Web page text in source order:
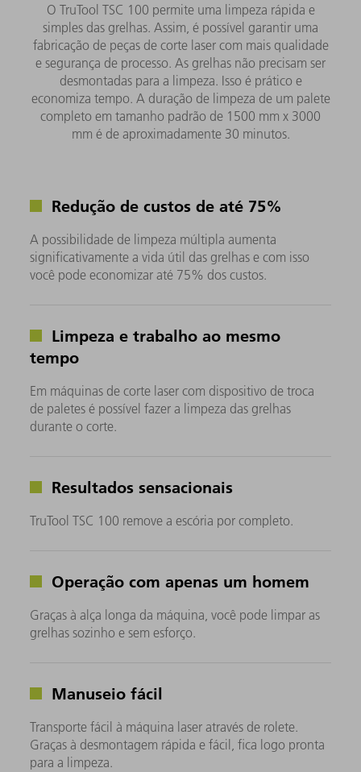
O TruTool TSC 100 permite uma limpeza rápida e
simples das grelhas. Assim, é possível garantir uma
fabricação de peças de corte laser com mais qualidade
e segurança de processo. As grelhas não precisam ser
desmontadas para a limpeza. Isso é prático e
economiza tempo. A duração de limpeza de um palete
completo em tamanho padrão de 1500 mm x 3000
mm é de aproximadamente 30 minutos.
Redução de custos de até 75%
A possibilidade de limpeza múltipla aumenta
significativamente a vida útil das grelhas e com isso
você pode economizar até 75% dos custos.
Limpeza e trabalho ao mesmo
tempo
Em máquinas de corte laser com dispositivo de troca
de paletes é possível fazer a limpeza das grelhas
durante o corte.
Resultados sensacionais
TruTool TSC 100 remove a escória por completo.
Operação com apenas um homem
Graças à alça longa da máquina, você pode limpar as
grelhas sozinho e sem esforço.
Manuseio fácil
Transporte fácil à máquina laser através de rolete.
Graças à desmontagem rápida e fácil, fica logo pronta
para a limpeza.